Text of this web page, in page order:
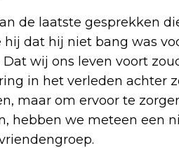
de laatste gesprekken
hij dat hij niet bang was
Dat wij ons leven voort
in het verleden achter
maar om ervoor te
hebben we meteen een